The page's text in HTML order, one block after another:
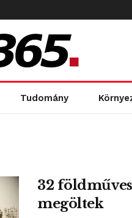
Tudomány
32
megöltek